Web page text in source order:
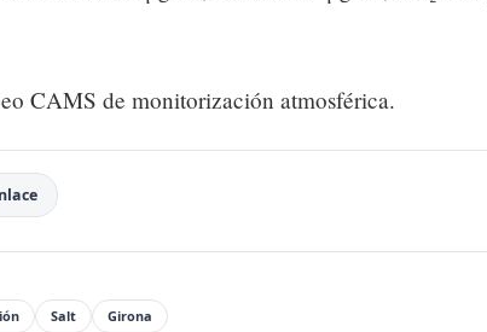
CAMS de monitorización atmosférica.
Salt Girona